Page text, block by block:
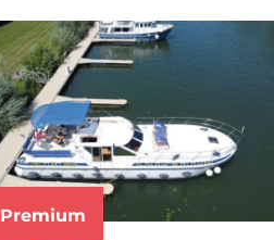
Premium